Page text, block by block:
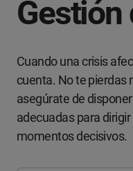
Gestión
Cuando una crisis
cuenta. No te pierdas
asegúrate de
adecuadas para
momentos decisivos.